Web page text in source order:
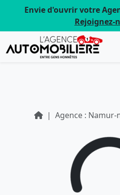
Envie d'ouvrir votre
Rejoignez-
Agence : Namur-